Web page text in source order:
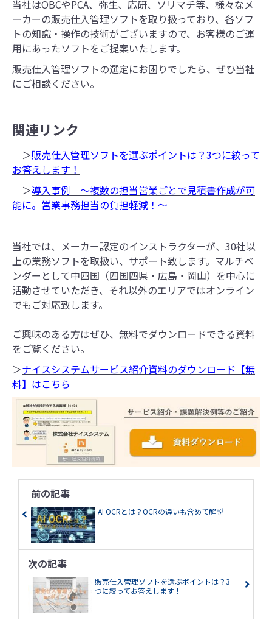
当社はOBCやPCA、弥生、応研、ソリマチ等、様々なメ
ーカーの販売仕入管理ソフトを取り扱っており、各ソフ
トの知識・操作の技術がございますので、お客様のご運
用にあったソフトをご提案いたします。
販売仕入管理ソフトの選定にお困りでしたら、ぜひ当社
にご相談ください。
関連リンク
＞販売仕入管理ソフトを選ぶポイントは？3つに絞って
お答えします！
＞導入事例 ～複数の担当営業ごとで見積書作成が可
能に。営業事務担当の負担軽減！～
当社では、メーカー認定のインストラクターが、30社以
上の業務ソフトを取扱い、サポート致します。マルチベ
ンダーとして中四国（四国四県・広島・岡山）を中心に
活動させていただき、それ以外のエリアではオンライン
でもご対応致します。
ご興味のある方はぜひ、無料でダウンロードできる資料
をご覧ください。
＞ナイスシステムサービス紹介資料のダウンロード【無
料】はこちら
前の記事
AI OCRとは？OCRの違いも含めて解説
次の記事
販売仕入管理ソフトを選ぶポイントは？3
つに絞ってお答えします！